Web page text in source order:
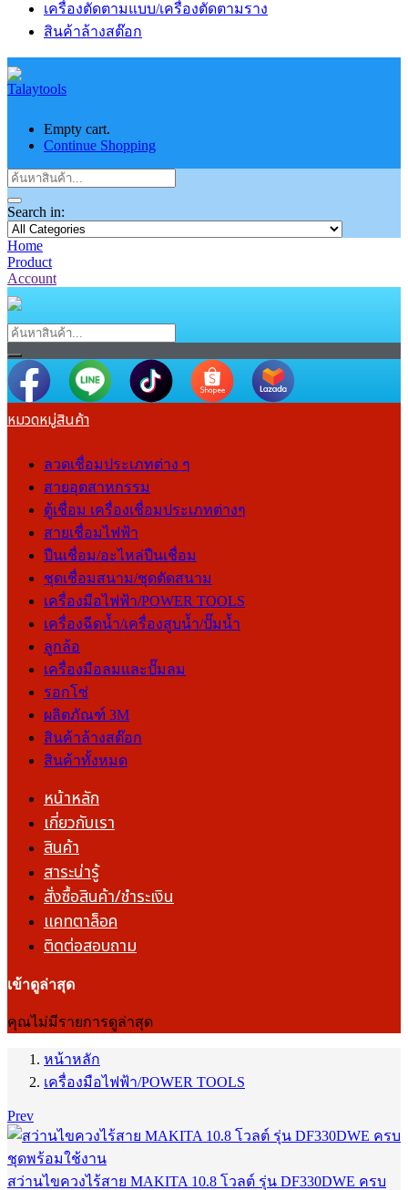
เครื่องตัดตามแบบ/เครื่องตัดตามราง
สินค้าล้างสต๊อก
Empty cart.
Continue Shopping
Search in:
Home
Product
Account
หมวดหมู่สินค้า
ลวดเชื่อมประเภทต่าง ๆ
สายอุตสาหกรรม
ตู้เชื่อม เครื่องเชื่อมประเภทต่างๆ
สายเชื่อมไฟฟ้า
ปืนเชื่อม/อะไหล่ปืนเชื่อม
ชุดเชื่อมสนาม/ชุดตัดสนาม
เครื่องมือไฟฟ้า/POWER TOOLS
เครื่องฉีดน้ำ/เครื่องสูบน้ำ/ปั๊มน้ำ
ลูกล้อ
เครื่องมือลมและปั๊มลม
รอกโซ่
ผลิตภัณฑ์ 3M
สินค้าล้างสต๊อก
สินค้าทั้งหมด
หน้าหลัก
เกี่ยวกับเรา
สินค้า
สาระน่ารู้
สั่งซื้อสินค้า/ชำระเงิน
แคทตาล็อค
ติดต่อสอบถาม
เข้าดูล่าสุด
คุณไม่มีรายการดูล่าสุด
หน้าหลัก
เครื่องมือไฟฟ้า/POWER TOOLS
Prev
สว่านไขควงไร้สาย MAKITA 10.8 โวลต์ รุ่น DF330DWE ครบ